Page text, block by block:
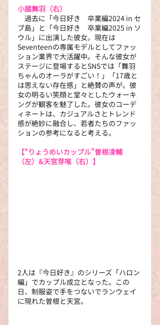
小國舞羽（右）
過去に「今日好き　卒業編2024 in セ
ブ島」と「今日好き　卒業編2025 in ソ
ウル」に出演した彼女。現在は
Seventeenの専属モデルとしてファッ
ション業界で大活躍中。そんな彼女が
ステージに登場するとSNSでは「舞羽
ちゃんのオーラがすごい！」「17歳と
は思えない存在感」と絶賛の声が。彼
女の明るい笑顔と堂々としたウォーキ
ングが観客を魅了した。彼女のコーデ
ィネートは、カジュアルさとトレンド
感が絶妙に融合し、若者たちのファッ
ションの参考になると考える。
【“りょうめいカップル”曽根凌輔
（左）&天宮芽唯（右）】
2人は『今日好き』のシリーズ「ハロン
編」でカップル成立となった。この
日、制服姿で手をつないでランウェイ
に現れた曽根と天宮。